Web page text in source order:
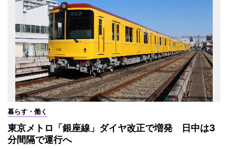
暮らす・働く
東京メトロ「銀座線」ダイヤ改正で増発 日中は3
分間隔で運行へ